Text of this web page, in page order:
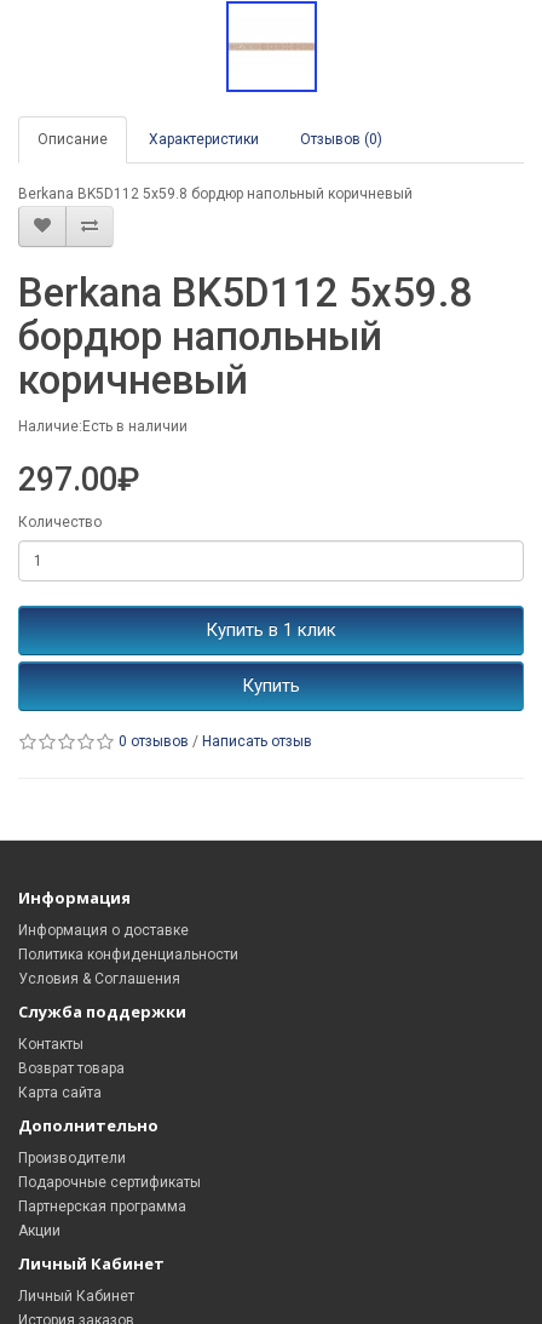
Описание Характеристики Отзывов (0)
Berkana BK5D112 5x59.8 бордюр напольный коричневый
Berkana BK5D112 5x59.8
бордюр напольный
коричневый
Наличие:Есть в наличии
297.00₽
Количество
Купить в 1 клик
Купить
0 отзывов / Написать отзыв
Информация
Информация о доставке
Политика конфиденциальности
Условия & Соглашения
Служба поддержки
Контакты
Возврат товара
Карта сайта
Дополнительно
Производители
Подарочные сертификаты
Партнерская программа
Акции
Личный Кабинет
Личный Кабинет
История заказов